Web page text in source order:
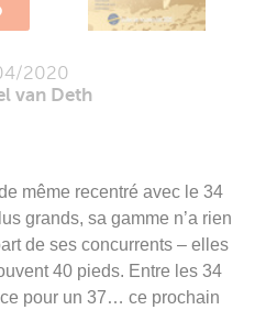
2020
van Deth
même recentré avec le 34
grands, sa gamme n’a rien
de ses concurrents – elles
40 pieds. Entre les 34
pour un 37… ce prochain